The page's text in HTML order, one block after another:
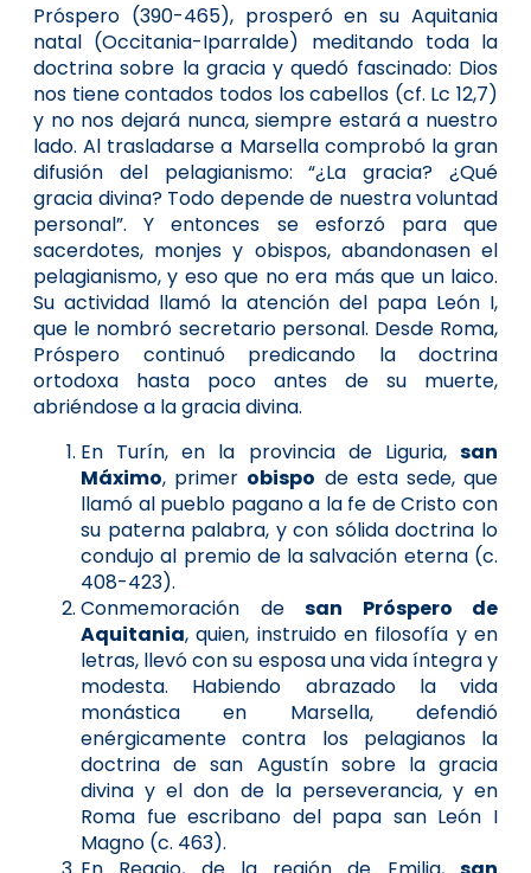
Próspero (390-465), prosperó en su Aquitania
natal (Occitania-Iparralde) meditando toda la
doctrina sobre la gracia y quedó fascinado: Dios
nos tiene contados todos los cabellos (cf. Lc 12,7)
y no nos dejará nunca, siempre estará a nuestro
lado. Al trasladarse a Marsella comprobó la gran
difusión del pelagianismo: “¿La gracia? ¿Qué
gracia divina? Todo depende de nuestra voluntad
personal”. Y entonces se esforzó para que
sacerdotes, monjes y obispos, abandonasen el
pelagianismo, y eso que no era más que un laico.
Su actividad llamó la atención del papa León I,
que le nombró secretario personal. Desde Roma,
Próspero continuó predicando la doctrina
ortodoxa hasta poco antes de su muerte,
abriéndose a la gracia divina.
En Turín, en la provincia de Liguria, san
Máximo, primer obispo de esta sede, que
llamó al pueblo pagano a la fe de Cristo con
su paterna palabra, y con sólida doctrina lo
condujo al premio de la salvación eterna (c.
408-423).
Conmemoración de san Próspero de
Aquitania, quien, instruido en filosofía y en
letras, llevó con su esposa una vida íntegra y
modesta. Habiendo abrazado la vida
monástica en Marsella, defendió
enérgicamente contra los pelagianos la
doctrina de san Agustín sobre la gracia
divina y el don de la perseverancia, y en
Roma fue escribano del papa san León I
Magno (c. 463).